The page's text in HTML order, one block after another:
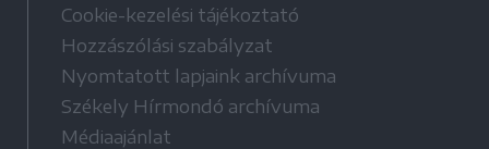
Cookie-kezelési tájékoztató
Hozzászólási szabályzat
Nyomtatott lapjaink archívuma
Székely Hírmondó archívuma
Médiaajánlat